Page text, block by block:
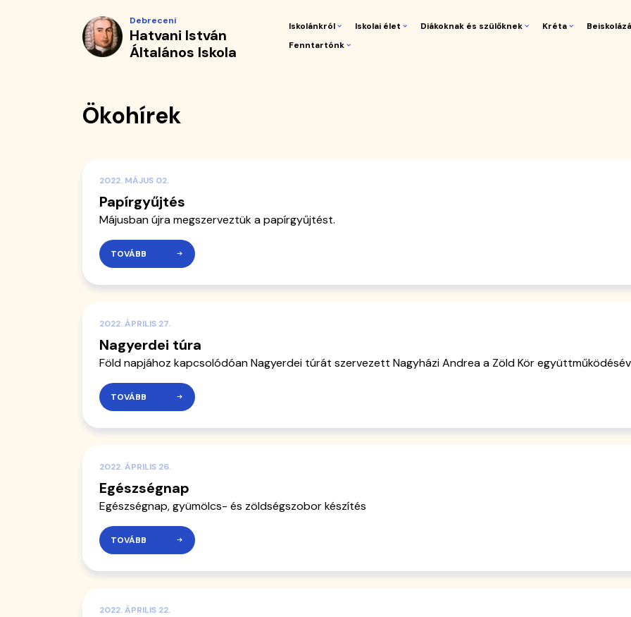
Ökohírek
Általános
Debreceni
Hatvani István
Általános Iskola
Fő
Iskolánkról Iskolai élet Diákoknak és szülőknek Kréta
Fenntartónk
Ökohírek
2022. MÁJUS 02.
Papírgyűjtés
Májusban újra megszerveztük a papírgyűjtést.
TOVÁBB
2022. ÁPRILIS 27.
Nagyerdei túra
Föld napjához kapcsolódóan Nagyerdei túrát szervezett Nagyházi Andrea a Zöld Kör
TOVÁBB
2022. ÁPRILIS 26.
Egészségnap
Egészségnap, gyümölcs- és zöldségszobor készítés
TOVÁBB
2022. ÁPRILIS 22.